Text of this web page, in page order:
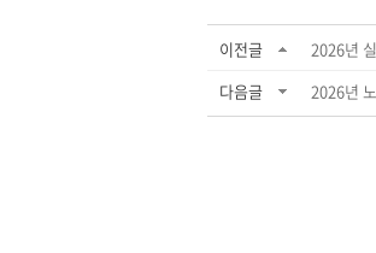
이전글
2026년
다음글
2026년